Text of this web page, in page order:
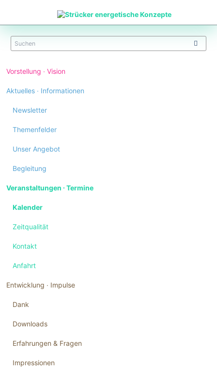
überspringen
Vorstellung ∙ Vision
Aktuelles ∙ Informationen
Newsletter
Themenfelder
Unser Angebot
Begleitung
Veranstaltungen ∙ Termine
Kalender
Zeitqualität
Kontakt
Anfahrt
Entwicklung ∙ Impulse
Dank
Downloads
Erfahrungen & Fragen
Impressionen